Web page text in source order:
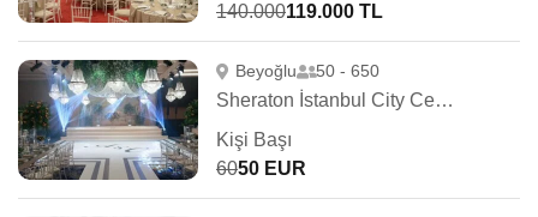
140.000119.000 TL
Beyoğlu 50 - 650
Sheraton İstanbul City Center
Kişi Başı
6050 EUR